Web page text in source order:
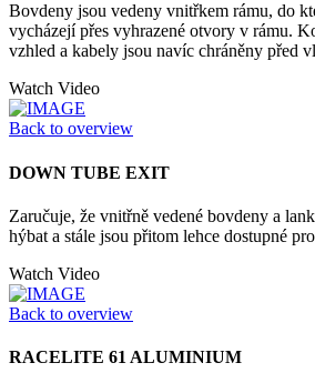
Bovdeny jsou vedeny vnitřkem rámu, do
vycházejí přes vyhrazené otvory v rámu.
vzhled a kabely jsou navíc chráněny před
Watch Video
Back to overview
DOWN TUBE EXIT
Zaručuje, že vnitřně vedené bovdeny a
hýbat a stále jsou přitom lehce dostupné
Watch Video
Back to overview
RACELITE 61 ALUMINIUM